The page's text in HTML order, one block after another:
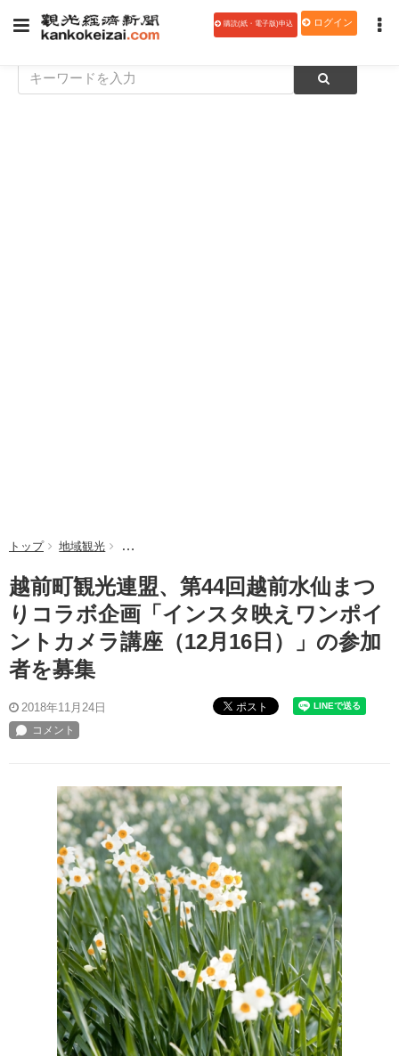
購読(紙・電子版)申込 ログイン
トップ 地域観光 越前町観光連盟、第44回越前水仙まつりコラボ企画
越前町観光連盟、第44回越前水仙まつ
りコラボ企画「インスタ映えワンポイ
ントカメラ講座（12月16日）」の参加
者を募集
2018年11月24日 ポスト